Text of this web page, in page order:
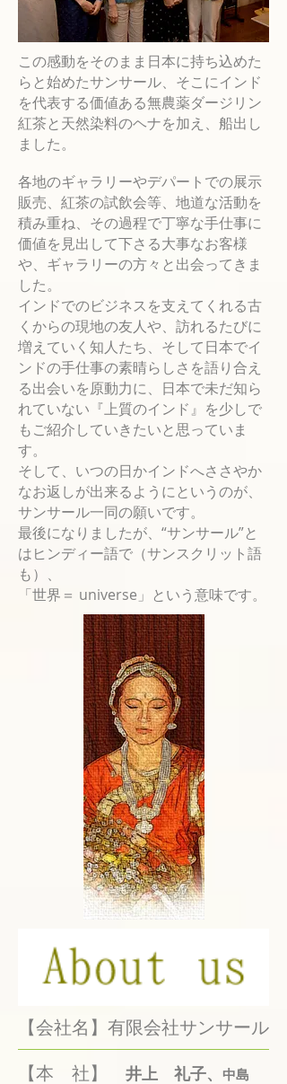
この感動をそのまま日本に持ち込めた
らと始めたサンサール、そこにインド
を代表する価値ある無農薬ダージリン
紅茶と 天然染料のヘナを加え、船出し
ました。
各地のギャラリーやデパートでの展示
販売、紅茶の試飲会等、地道な活動を
積み重ね、その過程で丁寧な手仕事に
価値を見出して下さる大事なお客様
や、ギャラリーの方々と出会ってきま
した。
インドでのビジネスを支えてくれる古
くからの現地の友人や、訪れるたびに
増えていく知人たち、そして日本でイ
ンドの手仕事の素晴らしさ を語り合え
る出会いを原動力に、日本で未だ知ら
れていない『上質のインド』を少しで
もご紹介していきたいと思っていま
す。
そして、 いつの日かインドへささやか
なお返しが出来るようにというのが、
サンサール一同の願いです。
最後になりましたが、“サンサール”と
はヒンディー語で（サンスクリット語
も）、
「世界＝ universe」という意味です。
【会社名】有限会社サンサール
【本 社】 井上 礼子、 中島